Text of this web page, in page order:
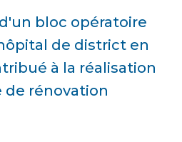
bloc opératoire
de district en
à la réalisation
rénovation